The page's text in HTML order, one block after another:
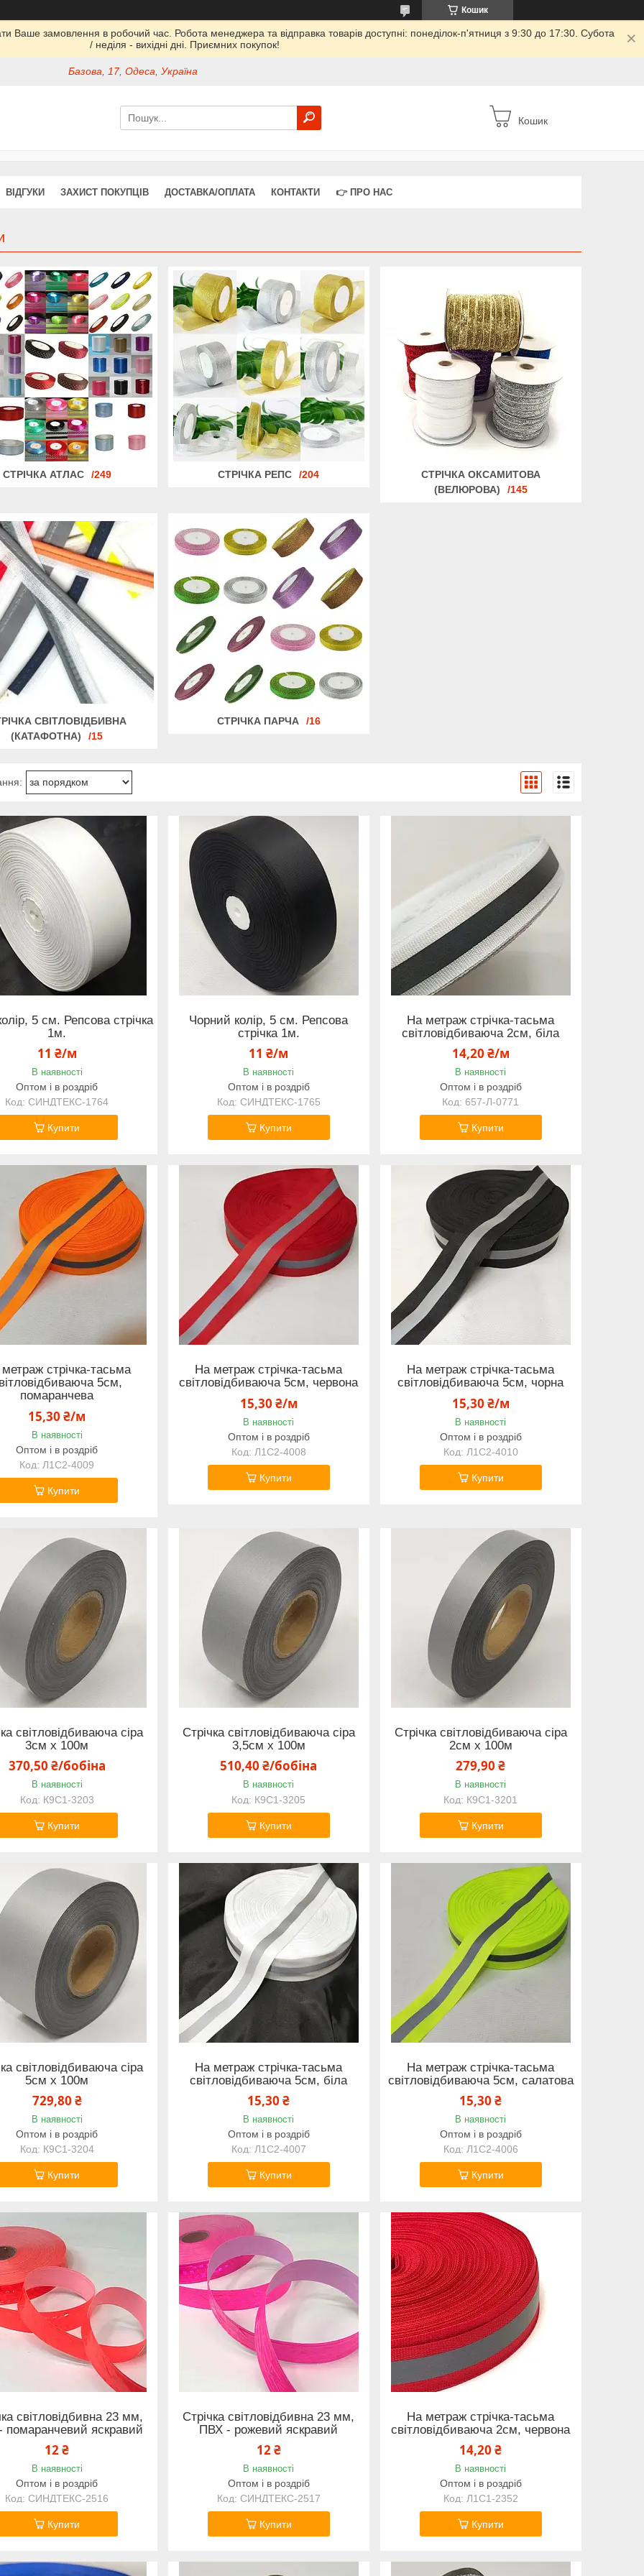
Кошик
Ваше замовлення в робочий час. Робота менеджера та відправка товарів доступні: понеділок-п'ятниця з 9:30 до 17:30. Субота
/ неділя - вихідні дні. Приємних покупок!
Базова, 17, Одеса, Україна
Кошик
ВІДГУКИ ЗАХИСТ ПОКУПЦІВ ДОСТАВКА/ОПЛАТА КОНТАКТИ 👉 ПРО НАС
СТРІЧКА АТЛАС 249 СТРІЧКА РЕПС 204
СТРІЧКА ОКСАМИТОВА
(ВЕЛЮРОВА)
145
СВІТЛОВІДБИВНА
(КАТАФОТНА)
15
СТРІЧКА ПАРЧА 16
5 см. Репсова стрічка
1м.
11 ₴/м
В наявності
Оптом і в роздріб
СИНДТЕКС-1764
Купити
Чорний колір, 5 см. Репсова
стрічка 1м.
11 ₴/м
В наявності
Оптом і в роздріб
СИНДТЕКС-1765
Купити
На метраж стрічка-тасьма
світловідбиваюча 2см, біла
14,20 ₴/м
В наявності
Оптом і в роздріб
657-Л-0771
Купити
стрічка-тасьма
5см,
помаранчева
15,30 ₴/м
В наявності
Оптом і в роздріб
Л1С2-4009
Купити
На метраж стрічка-тасьма
світловідбиваюча 5см, червона
15,30 ₴/м
В наявності
Оптом і в роздріб
Л1С2-4008
Купити
На метраж стрічка-тасьма
світловідбиваюча 5см, чорна
15,30 ₴/м
В наявності
Оптом і в роздріб
Л1С2-4010
Купити
світловідбиваюча сіра
3см х 100м
370,50 ₴/бобіна
В наявності
К9С1-3203
Купити
Стрічка світловідбиваюча сіра
3,5см х 100м
510,40 ₴/бобіна
В наявності
К9С1-3205
Купити
Стрічка світловідбиваюча сіра
2см х 100м
279,90 ₴
В наявності
К9С1-3201
Купити
світловідбиваюча сіра
5см х 100м
729,80 ₴
В наявності
Оптом і в роздріб
К9С1-3204
Купити
На метраж стрічка-тасьма
світловідбиваюча 5см, біла
15,30 ₴
В наявності
Оптом і в роздріб
Л1С2-4007
Купити
На метраж стрічка-тасьма
світловідбиваюча 5см, салатова
15,30 ₴
В наявності
Оптом і в роздріб
Л1С2-4006
Купити
світловідбивна 23 мм,
яскравий
12 ₴
В наявності
Оптом і в роздріб
СИНДТЕКС-2516
Купити
Стрічка світловідбивна 23 мм,
ПВХ - рожевий яскравий
12 ₴
В наявності
Оптом і в роздріб
СИНДТЕКС-2517
Купити
На метраж стрічка-тасьма
світловідбиваюча 2см, червона
14,20 ₴
В наявності
Оптом і в роздріб
Л1С1-2352
Купити